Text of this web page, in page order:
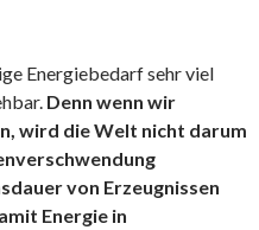
Energiebedarf sehr viel
Denn wenn wir
wird die Welt nicht darum
von Erzeugnissen
Energie in